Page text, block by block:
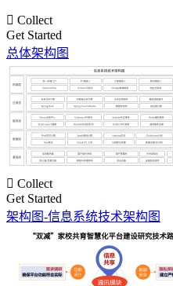
 Collect
Get Started
总体架构图
 Collect
Get Started
架构图-信息系统技术架构图